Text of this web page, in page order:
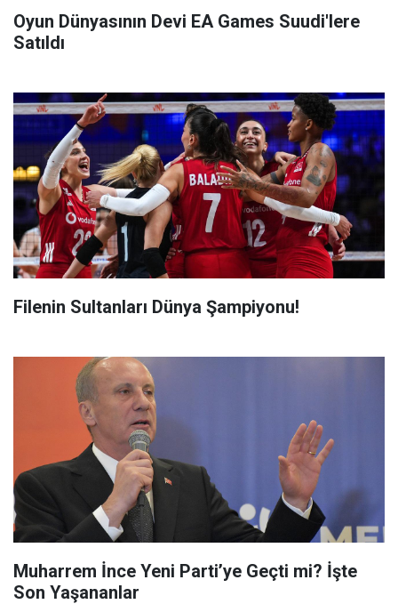
Oyun Dünyasının Devi EA Games Suudi'lere
Satıldı
Filenin Sultanları Dünya Şampiyonu!
Muharrem İnce Yeni Parti’ye Geçti mi? İşte
Son Yaşananlar